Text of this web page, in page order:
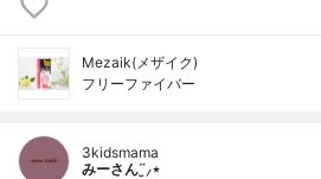
Mezaik(メザイク)
フリーファイバー
3kidsmama
みーさん¨̮⸝⋆